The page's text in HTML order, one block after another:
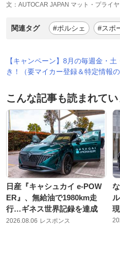
文：AUTOCAR JAPAN マット・プライ
関連タグ #ポルシェ #スポ
【キャンペーン】8月の毎週金・
き！（要マイカー登録＆特定情報の
こんな記事も読まれて
日産『キャシュカイ e-POW
ER』、無給油で1980km走
行…ギネス世界記録を達成
2026.08.06 レスポンス